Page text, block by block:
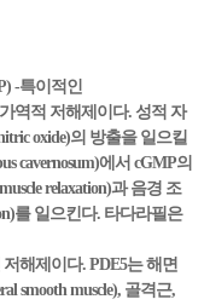
-특이적인
가역적 저해제이다. 성적 자
oxide)의 방출을 일으킬
cavernosum)에서 cGMP의
relaxation)과 음경 조
를 일으킨다. 타다라필은
해제이다. PDE5는 해면
smooth muscle), 골격근,